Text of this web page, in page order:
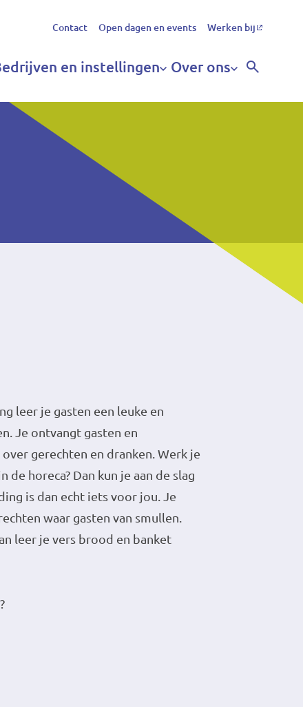
Secundair
menu
Contact Open dagen en events Werken bij
en instellingen Over ons
leer je gasten een leuke en
Je ontvangt gasten en
gerechten en dranken. Werk je
de horeca? Dan kun je aan de slag
is dan echt iets voor jou. Je
waar gasten van smullen.
leer je vers brood en banket